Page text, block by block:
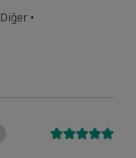
Diğer •